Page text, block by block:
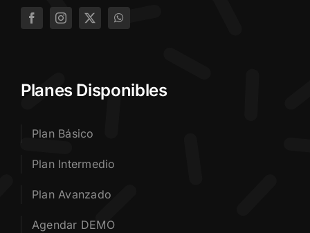
Planes Disponibles
Plan Básico
Plan Intermedio
Plan Avanzado
Agendar DEMO